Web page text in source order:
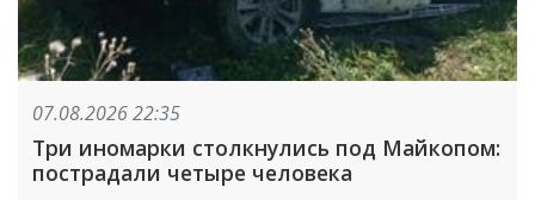
07.08.2026 22:35
Три иномарки столкнулись под Майкопом:
пострадали четыре человека